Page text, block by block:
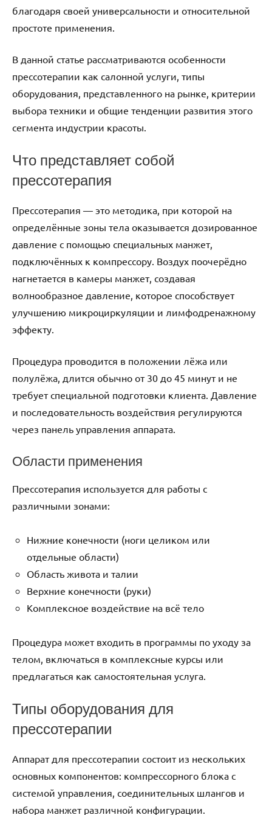
благодаря своей универсальности и относительной
простоте применения.
В данной статье рассматриваются особенности
прессотерапии как салонной услуги, типы
оборудования, представленного на рынке, критерии
выбора техники и общие тенденции развития этого
сегмента индустрии красоты.
Что представляет собой
прессотерапия
Прессотерапия — это методика, при которой на
определённые зоны тела оказывается дозированное
давление с помощью специальных манжет,
подключённых к компрессору. Воздух поочерёдно
нагнетается в камеры манжет, создавая
волнообразное давление, которое способствует
улучшению микроциркуляции и лимфодренажному
эффекту.
Процедура проводится в положении лёжа или
полулёжа, длится обычно от 30 до 45 минут и не
требует специальной подготовки клиента. Давление
и последовательность воздействия регулируются
через панель управления аппарата.
Области применения
Прессотерапия используется для работы с
различными зонами:
Нижние конечности (ноги целиком или
отдельные области)
Область живота и талии
Верхние конечности (руки)
Комплексное воздействие на всё тело
Процедура может входить в программы по уходу за
телом, включаться в комплексные курсы или
предлагаться как самостоятельная услуга.
Типы оборудования для
прессотерапии
Аппарат для прессотерапии состоит из нескольких
основных компонентов: компрессорного блока с
системой управления, соединительных шлангов и
набора манжет различной конфигурации.